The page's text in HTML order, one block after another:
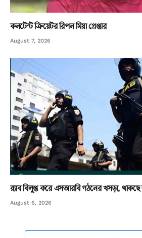
কনটেন্ট ক্রিয়েটর রিপন মিয়া গ্রেপ্তার
August 7, 2026
র‌্যাব বিলুপ্ত করে এসআরবি গঠনের খসড়া, থাকছে
August 6, 2026